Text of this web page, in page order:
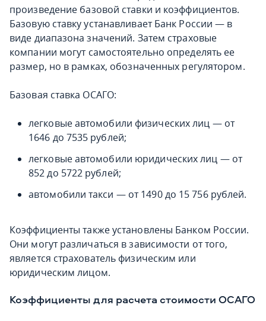
произведение базовой ставки и коэффициентов.
Базовую ставку устанавливает Банк России — в
виде диапазона значений. Затем страховые
компании могут самостоятельно определять ее
размер, но в рамках, обозначенных регулятором.
Базовая ставка ОСАГО:
легковые автомобили физических лиц — от
1646 до 7535 рублей;
легковые автомобили юридических лиц — от
852 до 5722 рублей;
автомобили такси — от 1490 до 15 756 рублей.
Коэффициенты также установлены Банком России.
Они могут различаться в зависимости от того,
является страхователь физическим или
юридическим лицом.
Коэффициенты для расчета стоимости ОСАГО